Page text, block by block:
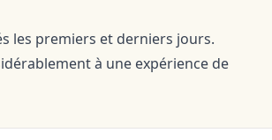
les premiers et derniers jours.
à une expérience de